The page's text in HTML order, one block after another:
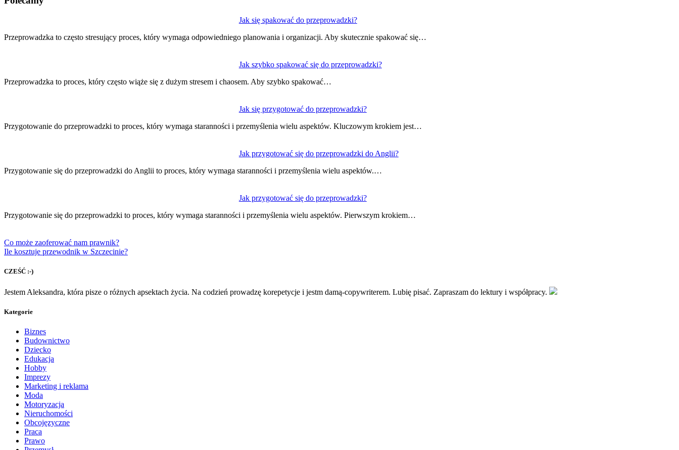
Jak się spakować do przeprowadzki?
Przeprowadzka to często stresujący proces, który wymaga odpowiedniego planowania i organizacji. Aby skutecznie spakować się…
Jak szybko spakować się do przeprowadzki?
Przeprowadzka to proces, który często wiąże się z dużym stresem i chaosem. Aby szybko spakować…
Jak się przygotować do przeprowadzki?
Przygotowanie do przeprowadzki to proces, który wymaga staranności i przemyślenia wielu aspektów. Kluczowym krokiem jest…
Jak przygotować się do przeprowadzki do Anglii?
Przygotowanie się do przeprowadzki do Anglii to proces, który wymaga staranności i przemyślenia wielu aspektów.…
Jak przygotować się do przeprowadzki?
Przygotowanie się do przeprowadzki to proces, który wymaga staranności i przemyślenia wielu aspektów. Pierwszym krokiem…
wpisu
Co może zaoferować nam prawnik?
Ile kosztuje przewodnik w Szczecinie?
CZEŚĆ :-)
Jestem Aleksandra, która pisze o różnych apsektach życia. Na codzień prowadzę korepetycje i jestm damą-copywriterem. Lubię pisać. Zapraszam do lektury i współpracy.
Kategorie
Biznes
Budownictwo
Dziecko
Edukacja
Hobby
Imprezy
Marketing i reklama
Moda
Motoryzacja
Nieruchomości
Obcojęzyczne
Praca
Prawo